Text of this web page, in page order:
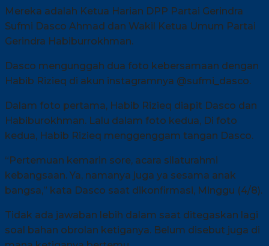
Mereka adalah Ketua Harian DPP Partai Gerindra
Sufmi Dasco Ahmad dan Wakil Ketua Umum Partai
Gerindra Habiburrokhman.
Dasco mengunggah dua foto kebersamaan dengan
Habib Rizieq di akun instagramnya @sufmi_dasco.
Dalam foto pertama, Habib Rizieq diapit Dasco dan
Habiburokhman. Lalu dalam foto kedua, Di foto
kedua, Habib Rizieq menggenggam tangan Dasco.
“Pertemuan kemarin sore, acara silaturahmi
kebangsaan. Ya, namanya juga ya sesama anak
bangsa,” kata Dasco saat dikonfirmasi, Minggu (4/8).
Tidak ada jawaban lebih dalam saat ditegaskan lagi
soal bahan obrolan ketiganya. Belum disebut juga di